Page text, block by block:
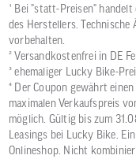
¹ Bei "statt-Preisen"
des Herstellers.
vorbehalten.
² Versandkostenfrei in DE
³ ehemaliger Lucky Bike-
⁴ Der Coupon gewährt
maximalen Verkaufspreis
möglich. Gültig bis zum
Leasings bei Lucky Bike.
Onlineshop. Nicht